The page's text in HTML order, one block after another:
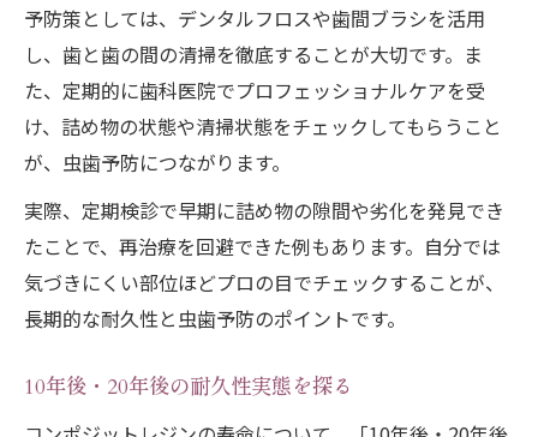
予防策としては、デンタルフロスや歯間ブラシを活用
し、歯と歯の間の清掃を徹底することが大切です。ま
た、定期的に歯科医院でプロフェッショナルケアを受
け、詰め物の状態や清掃状態をチェックしてもらうこと
が、虫歯予防につながります。
実際、定期検診で早期に詰め物の隙間や劣化を発見でき
たことで、再治療を回避できた例もあります。自分では
気づきにくい部位ほどプロの目でチェックすることが、
長期的な耐久性と虫歯予防のポイントです。
10年後・20年後の耐久性実態を探る